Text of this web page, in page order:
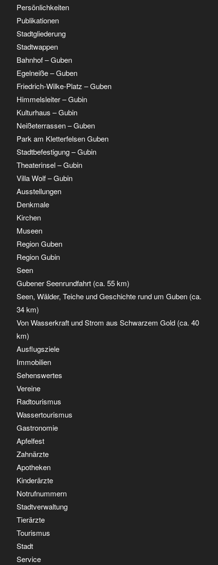
Persönlichkeiten
Publikationen
Stadtgliederung
Stadtwappen
Bahnhof – Guben
Egelneiße – Guben
Friedrich-Wilke-Platz – Guben
Himmelsleiter – Gubin
Kulturhaus – Gubin
Neißeterrassen – Guben
Park am Kletterfelsen Guben
Stadtbefestigung – Gubin
Theaterinsel – Gubin
Villa Wolf – Gubin
Ausstellungen
Denkmale
Kirchen
Museen
Region Guben
Region Gubin
Seen
Gubener Seenrundfahrt (ca. 55 km)
Seen, Wälder, Teiche und Geschichte rund um Guben (ca.
34 km)
Von Wasserkraft und Strom aus Schwarzem Gold (ca. 40
km)
Ausflugsziele
Immobilien
Sehenswertes
Vereine
Radtourismus
Wassertourismus
Gastronomie
Apfelfest
Zahnärzte
Apotheken
Kinderärzte
Notrufnummern
Stadtverwaltung
Tierärzte
Tourismus
Stadt
Service